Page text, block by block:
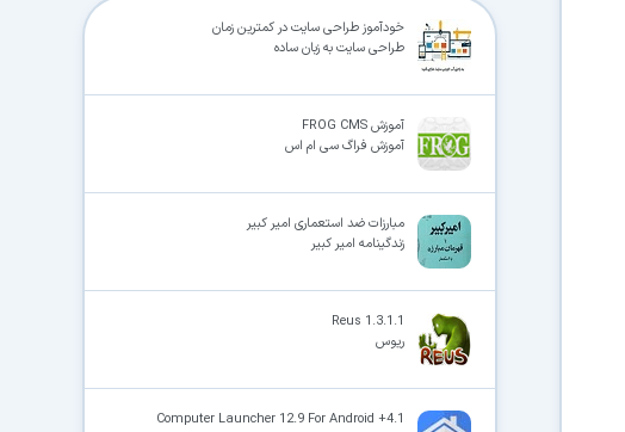
خودآموز طراحی سایت در کمترین زمان
طراحی سایت به زبان ساده
آموزش FROG CMS
آموزش فراگ سی ام اس
مبارزات ضد استعماری امیر کبیر
زندگینامه امیر کبیر
Reus 1.3.1.1
ریوس
Computer Launcher 12.9 For Android +4.1